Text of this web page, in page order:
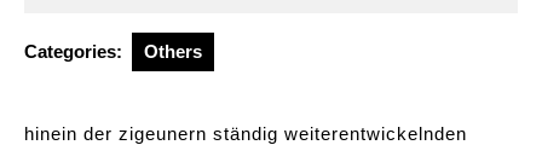
Categories: Others
hinein der zigeunern ständig weiterentwickelnden